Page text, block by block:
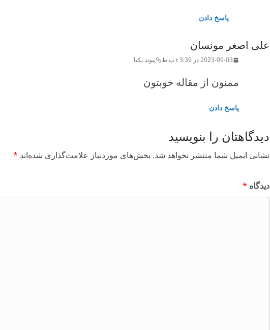
پاسخ دادن
علی اصغر مونسان
2023-09-03 در t 5:39 ب.ظ پیوند یکتا
ممنون از مقاله خوبتون
پاسخ دادن
دیدگاهتان را بنویسید
نشانی ایمیل شما منتشر نخواهد شد. بخش‌های موردنیاز علامت‌گذاری شده‌اند *
دیدگاه *